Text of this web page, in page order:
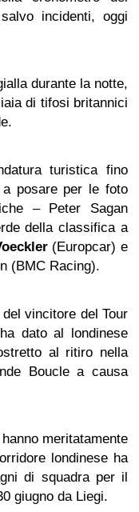
incidenti, oggi
durante la notte,
di tifosi britannici
turistica fino
a posare per le foto
– Peter Sagan
della classifica a
(Europcar) e
(BMC Racing).
vincitore del Tour
dato al londinese
al ritiro nella
Boucle a causa
meritatamente
londinese ha
di squadra per il
giugno da Liegi.